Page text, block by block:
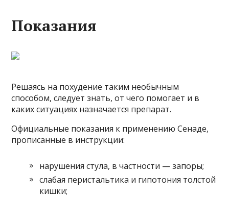
Показания
Решаясь на похудение таким необычным
способом, следует знать, от чего помогает и в
каких ситуациях назначается препарат.
Официальные показания к применению Сенаде,
прописанные в инструкции:
нарушения стула, в частности — запоры;
слабая перистальтика и гипотония толстой
кишки;